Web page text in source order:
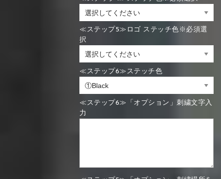
≪ステップ5≫ロゴ ステッチ色※必須選
択
≪ステップ6≫ステッチ色
≪ステップ6≫「オプション」刺繍文字入
力